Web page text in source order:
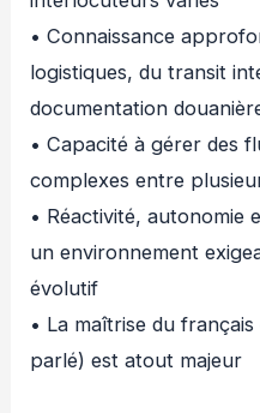
• Connaissance
logistiques, du transit
documentation
• Capacité à gérer des
complexes entre
• Réactivité, autonomie
un environnement
évolutif
• La maîtrise du
parlé) est atout majeur